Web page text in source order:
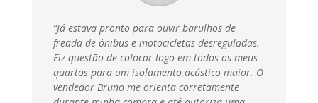
“Já estava pronto para ouvir barulhos de
freada de ônibus e motocicletas desreguladas.
Fiz questão de colocar logo em todos os meus
quartos para um isolamento acústico maior. O
vendedor Bruno me orienta corretamente